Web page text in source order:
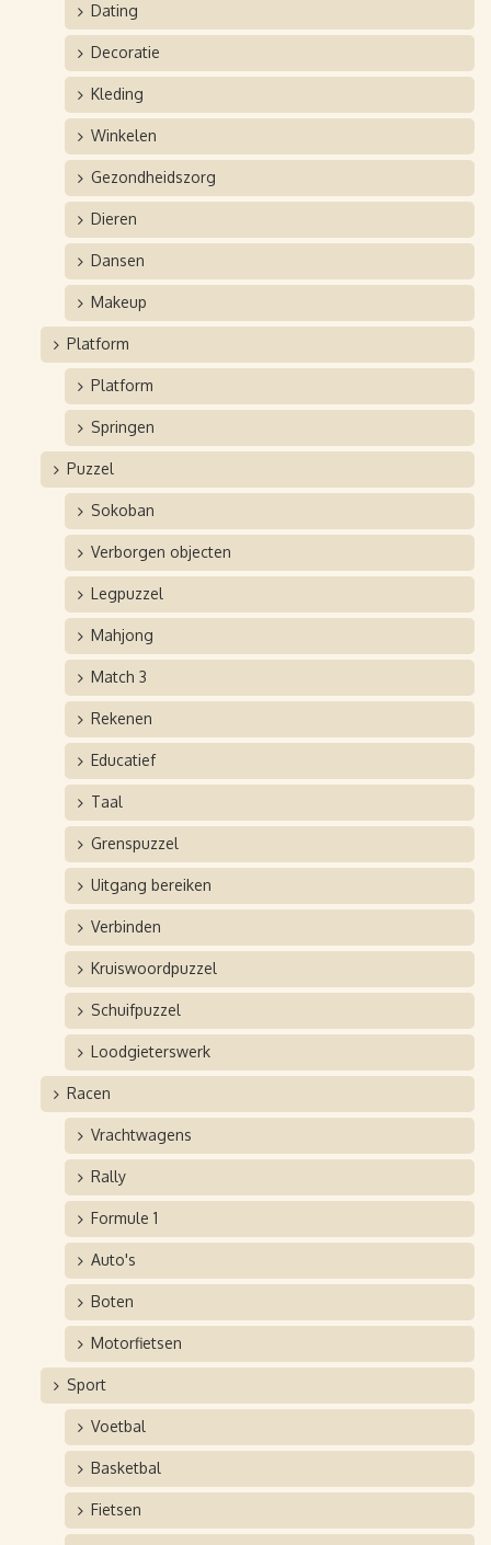
Dating
Decoratie
Kleding
Winkelen
Gezondheidszorg
Dieren
Dansen
Makeup
Platform
Platform
Springen
Puzzel
Sokoban
Verborgen objecten
Legpuzzel
Mahjong
Match 3
Rekenen
Educatief
Taal
Grenspuzzel
Uitgang bereiken
Verbinden
Kruiswoordpuzzel
Schuifpuzzel
Loodgieterswerk
Racen
Vrachtwagens
Rally
Formule 1
Auto's
Boten
Motorfietsen
Sport
Voetbal
Basketbal
Fietsen